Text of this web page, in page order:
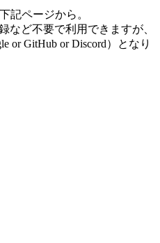
記ページから。
など不要で利用できますが、
or GitHub or Discord）となり